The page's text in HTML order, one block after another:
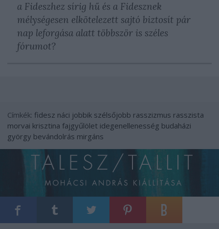
a Fideszhez sírig hű és a Fidesznek
mélységesen elkötelezett sajtó biztosít pár
nap leforgása alatt többször is széles
fórumot?
Címkék: fidesz náci jobbik szélsőjobb rasszizmus rasszista
morvai krisztina fajgyűlölet idegenellenesség budaházi
györgy bevándolrás mirgáns